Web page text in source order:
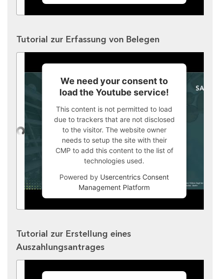
Tutorial zur Erfassung von Belegen
We need your consent to
load the Youtube service!
This content is not permitted to load
due to trackers that are not disclosed
to the visitor. The website owner
needs to setup the site with their
CMP to add this content to the list of
technologies used.
Powered by Usercentrics Consent
Management Platform
Tutorial zur Erstellung eines
Auszahlungsantrages